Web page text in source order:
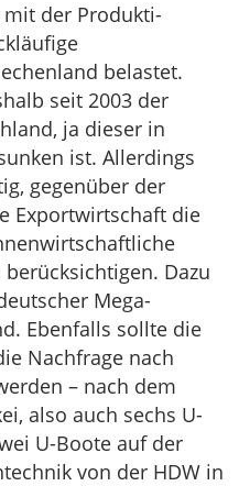
mit der Produkti­
belastet.
seit 2003 der
ja dieser in
ist. Allerdings
gegenüber der
Exportwirtschaft die
Dazu
Mega-
Ebenfalls sollte die
Nachfrage nach
– nach dem
also auch sechs U-
U-Boote auf der
von der HDW in